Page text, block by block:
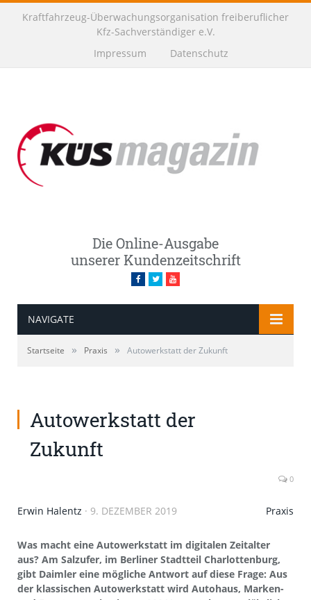
Kraftfahrzeug-Überwachungsorganisation freiberuflicher
Kfz-Sachverständiger e.V.
Impressum
Datenschutz
Die Online-Ausgabe
unserer Kundenzeitschrift
Facebook
TwitterYoutube
NAVIGATE
Startseite » Praxis » Autowerkstatt der Zukunft
Neues Service-Terminal der Mercedes-Welt Berlin:
EQC (Stromverbrauch kombiniert: 20,8 – 19,7
kWh/100 km; CO2-Emissionen kombiniert: 0 g/km)* ;
*Stromverbrauch und Reichweite wurden auf der
Grundlage der VO 692/2008/EG ermittelt.
Autowerkstatt der
Zukunft
0
Erwin Halentz · 9. DEZEMBER 2019 Praxis
Was macht eine Autowerkstatt im digitalen Zeitalter
aus? Am Salzufer, im Berliner Stadtteil Charlottenburg,
gibt Daimler eine mögliche Antwort auf diese Frage: Aus
der klassischen Autowerkstatt wird Autohaus, Marken-